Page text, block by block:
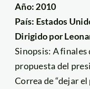
Año: 2010
País: Estados
Dirigido por
Sinopsis: A finales
propuesta del
Correa de “dejar